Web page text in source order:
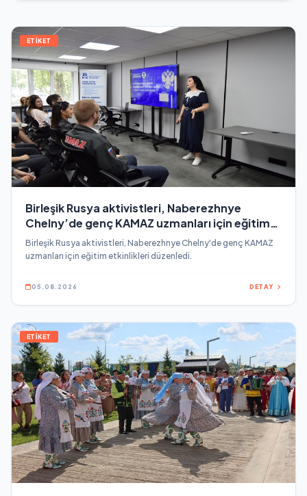
ETİKET
Birleşik Rusya aktivistleri, Naberezhnye
Chelny’de genç KAMAZ uzmanları için eğitim
etkinlikleri düzenledi
Birleşik Rusya aktivistleri, Naberezhnye Chelny'de genç KAMAZ
uzmanları için eğitim etkinlikleri düzenledi.
05.08.2026 DETAY
ETİKET